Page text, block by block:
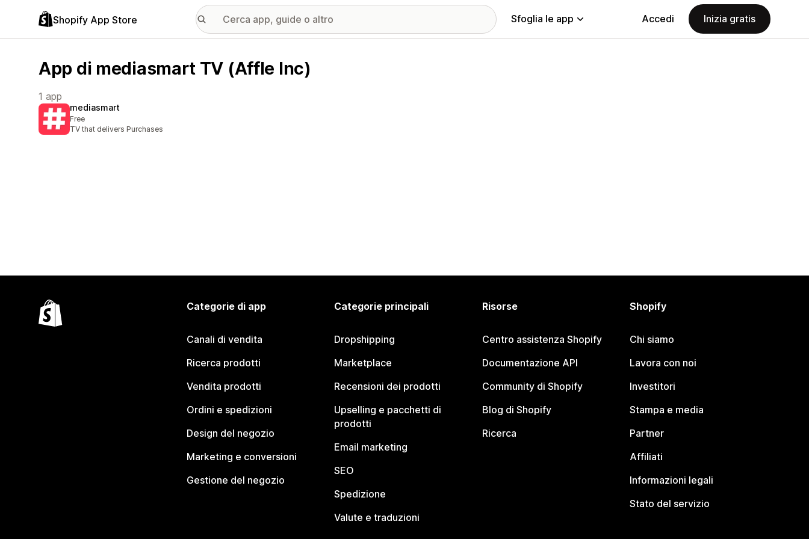
Shopify App Store Sfoglia le app Accedi Inizia gratis
App di mediasmart TV (Affle Inc)
1 app
mediasmart
Free
TV that delivers Purchases
Categorie di app
Canali di vendita
Ricerca prodotti
Vendita prodotti
Ordini e spedizioni
Design del negozio
Marketing e conversioni
Gestione del negozio
Categorie principali
Dropshipping
Marketplace
Recensioni dei prodotti
Upselling e pacchetti di
prodotti
Email marketing
SEO
Spedizione
Valute e traduzioni
Risorse
Centro assistenza Shopify
Documentazione API
Community di Shopify
Blog di Shopify
Ricerca
Shopify
Chi siamo
Lavora con noi
Investitori
Stampa e media
Partner
Affiliati
Informazioni legali
Stato del servizio